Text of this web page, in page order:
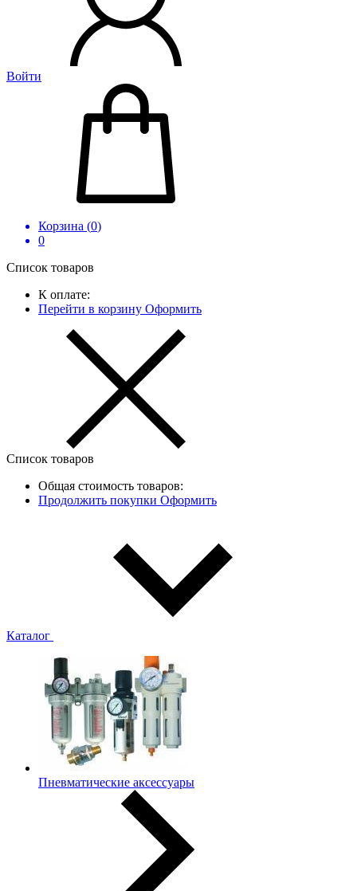
Войти
Корзина (0)
0
Список товаров
К оплате:
Перейти в корзину Оформить
Список товаров
Общая стоимость товаров:
Продолжить покупки Оформить
Каталог
Пневматические аксессуары